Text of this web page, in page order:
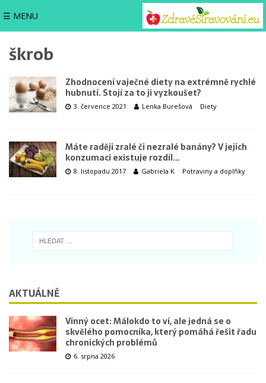
☰ MENU
škrob
Zhodnocení vaječné diety na extrémně rychlé
hubnutí. Stojí za to ji vyzkoušet?
3. července 2021 Lenka Burešová Diety
Máte raději zralé či nezralé banány? V jejich
konzumaci existuje rozdíl…
8. listopadu 2017 Gabriela K Potraviny a doplňky
AKTUÁLNĚ
Vinný ocet: Málokdo to ví, ale jedná se o
skvělého pomocníka, který pomáhá řešit řadu
chronických problémů
6. srpna 2026